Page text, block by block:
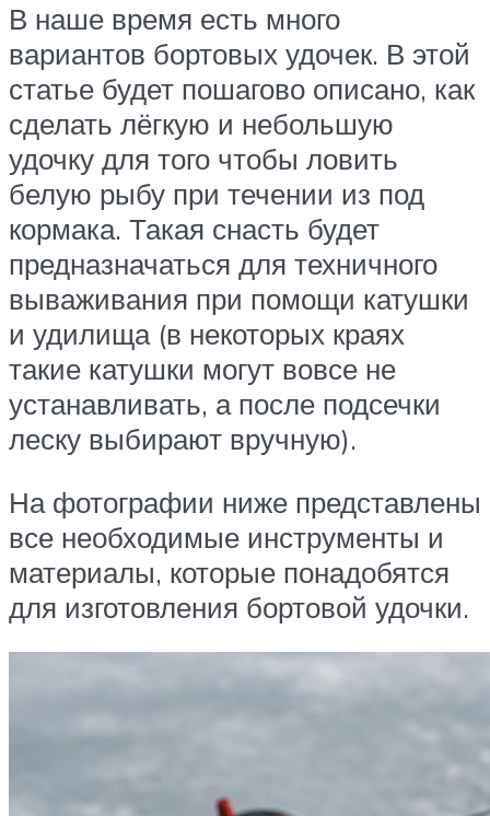
В наше время есть много
вариантов бортовых удочек. В этой
статье будет пошагово описано, как
сделать лёгкую и небольшую
удочку для того чтобы ловить
белую рыбу при течении из под
кормака. Такая снасть будет
предназначаться для техничного
вываживания при помощи катушки
и удилища (в некоторых краях
такие катушки могут вовсе не
устанавливать, а после подсечки
леску выбирают вручную).
На фотографии ниже представлены
все необходимые инструменты и
материалы, которые понадобятся
для изготовления бортовой удочки.